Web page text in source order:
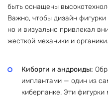
быть оснащены
Важно, чтобы дизайн
но и визуально привлекал
жесткой механики и органики.
Киборги и андроиды:
имплантами — один из
киберпанке. Эти